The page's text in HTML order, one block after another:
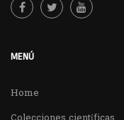
MENÚ
Home